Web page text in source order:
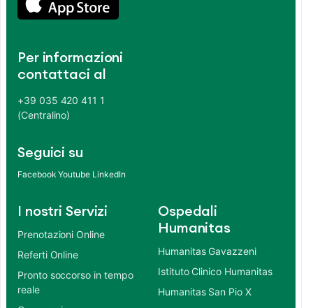
Per informazioni
contattaci al
+39 035 420 411 1
(Centralino)
Seguici su
Facebook Youtube LinkedIn
I nostri Servizi
Prenotazioni Online
Referti Online
Pronto soccorso in tempo
reale
Ospedali
Humanitas
Humanitas Gavazzeni
Istituto Clinico Humanitas
Humanitas San Pio X